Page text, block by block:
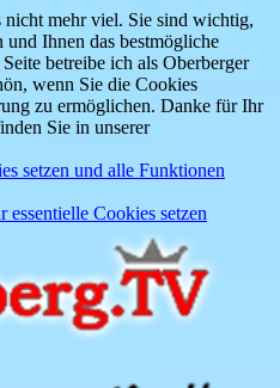
mehr viel. Sie sind wichtig,
und Ihnen das bestmögliche
betreibe ich als Oberberger
wenn Sie die Cookies
zu ermöglichen. Danke für Ihr
Sie in unserer
setzen und alle Funktionen
Cookies setzen